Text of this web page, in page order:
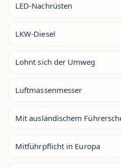
LED-Nachrüsten
LKW-Diesel
Lohnt sich der Umweg
Luftmassenmesser
Mit ausländischem
Mitführpflicht in Europa